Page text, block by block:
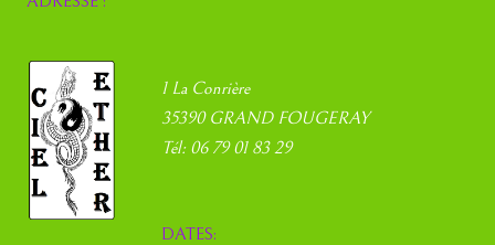
1 La Conrière
35390 GRAND FOUGERAY
Tél: 06 79 01 83 29
DATES: